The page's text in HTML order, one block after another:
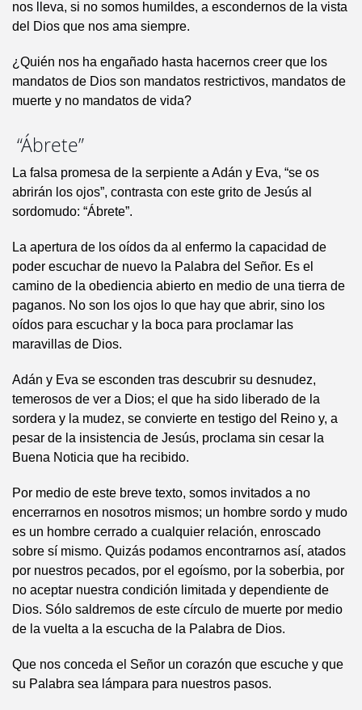
nos lleva, si no somos humildes, a escondernos de la vista
del Dios que nos ama siempre.
¿Quién nos ha engañado hasta hacernos creer que los
mandatos de Dios son mandatos restrictivos, mandatos de
muerte y no mandatos de vida?
“Ábrete”
La falsa promesa de la serpiente a Adán y Eva, “se os
abrirán los ojos”, contrasta con este grito de Jesús al
sordomudo: “Ábrete”.
La apertura de los oídos da al enfermo la capacidad de
poder escuchar de nuevo la Palabra del Señor. Es el
camino de la obediencia abierto en medio de una tierra de
paganos. No son los ojos lo que hay que abrir, sino los
oídos para escuchar y la boca para proclamar las
maravillas de Dios.
Adán y Eva se esconden tras descubrir su desnudez,
temerosos de ver a Dios; el que ha sido liberado de la
sordera y la mudez, se convierte en testigo del Reino y, a
pesar de la insistencia de Jesús, proclama sin cesar la
Buena Noticia que ha recibido.
Por medio de este breve texto, somos invitados a no
encerrarnos en nosotros mismos; un hombre sordo y mudo
es un hombre cerrado a cualquier relación, enroscado
sobre sí mismo. Quizás podamos encontrarnos así, atados
por nuestros pecados, por el egoísmo, por la soberbia, por
no aceptar nuestra condición limitada y dependiente de
Dios. Sólo saldremos de este círculo de muerte por medio
de la vuelta a la escucha de la Palabra de Dios.
Que nos conceda el Señor un corazón que escuche y que
su Palabra sea lámpara para nuestros pasos.